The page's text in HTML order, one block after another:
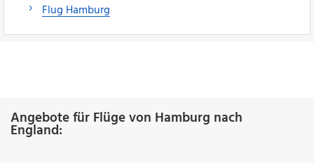
Flug Hamburg
Angebote für Flüge von Hamburg nach
England: